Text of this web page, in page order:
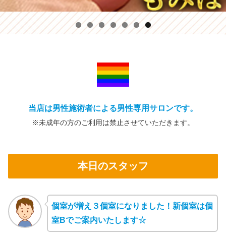
当店は男性施術者による男性専用サロンです。
※未成年の方のご利用は禁止させていただきます。
本日のスタッフ
個室が増え３個室になりました！新個室は個
室Bでご案内いたします☆